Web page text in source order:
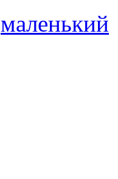
маленький